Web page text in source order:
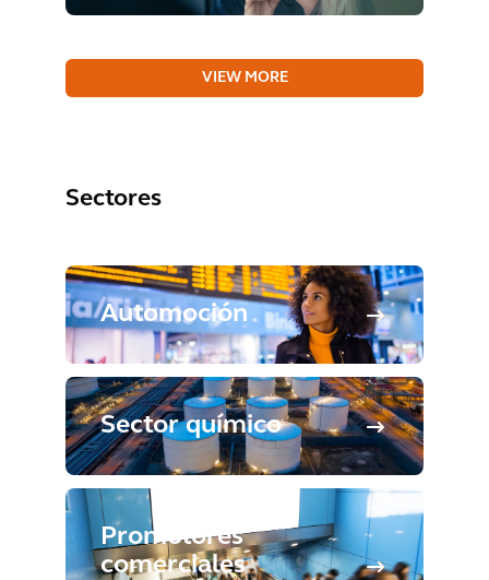
VIEW MORE
Sectores
Automoción
Sector químico
Promotores
comerciales